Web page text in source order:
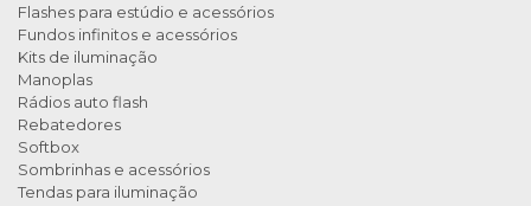
Flashes para estúdio e acessórios
Fundos infinitos e acessórios
Kits de iluminação
Manoplas
Rádios auto flash
Rebatedores
Softbox
Sombrinhas e acessórios
Tendas para iluminação